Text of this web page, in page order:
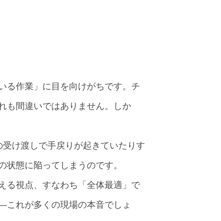
る作業」に目を向けがちです。チ
も間違いではありません。しか
け渡しで手戻りが起きていたりす
態に陥ってしまうのです。
る視点、すなわち「全体最適」で
れが多くの現場の本音でしょ